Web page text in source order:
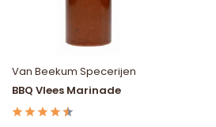
Van Beekum Specerijen
BBQ Vlees Marinade